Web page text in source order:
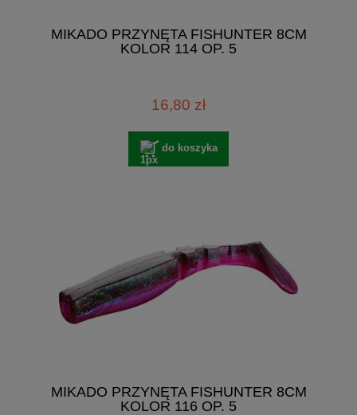
MIKADO PRZYNĘTA FISHUNTER 8CM
KOLOR 114 OP. 5
16,80 zł
do koszyka
MIKADO PRZYNĘTA FISHUNTER 8CM
KOLOR 116 OP. 5